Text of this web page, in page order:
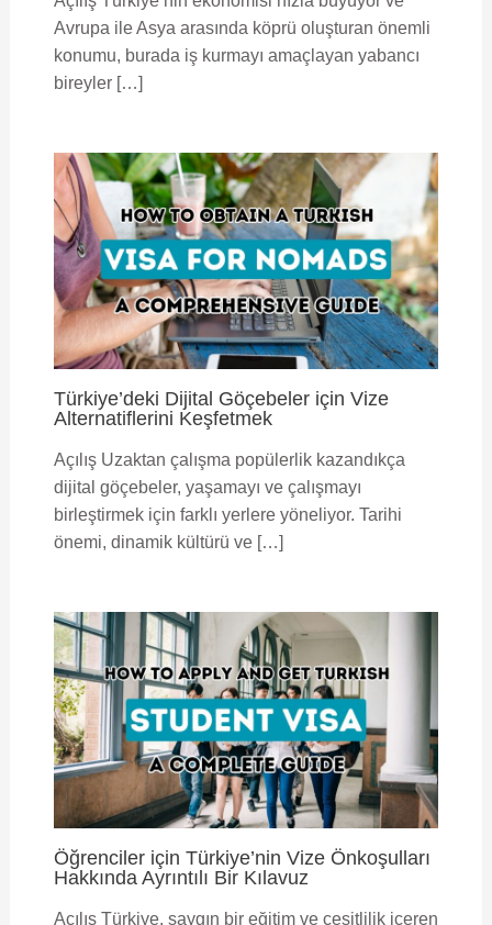
Avrupa ile Asya arasında köprü oluşturan önemli
konumu, burada iş kurmayı amaçlayan yabancı
bireyler […]
Türkiye’deki Dijital Göçebeler için Vize
Alternatiflerini Keşfetmek
Açılış Uzaktan çalışma popülerlik kazandıkça
dijital göçebeler, yaşamayı ve çalışmayı
birleştirmek için farklı yerlere yöneliyor. Tarihi
önemi, dinamik kültürü ve […]
Öğrenciler için Türkiye’nin Vize Önkoşulları
Hakkında Ayrıntılı Bir Kılavuz
Açılış Türkiye, saygın bir eğitim ve çeşitlilik içeren